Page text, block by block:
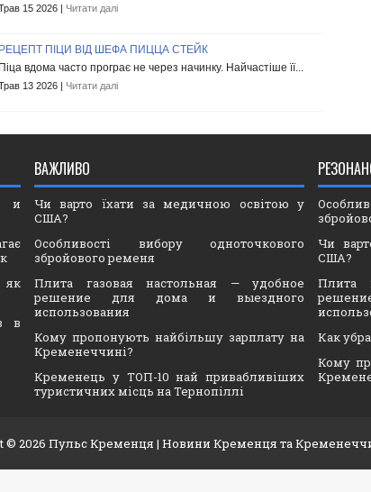
15 2026 | Читати далі
РЕЦЕПТ ПІЦИ ВІД ШЕФА ПИЦЦА СТЕЙК
Піца вдома часто програє не через начинку. Найчастіше її...
13 2026 | Читати далі
и
як
в
ВАЖЛИВО
Чи варто їхати за медичною освітою у
США?
Особливості вибору одноточкового
збройового ременя
Плита газовая настольная — удобное
решение для дома и выездного
использования
Кому пропонують найбільшу зарплату на
Кременеччині?
Кременець у ТОП-10 най привабливіших
туристичних місць на Тернопіллі
Чи
США?
Плита
Как
Кому
© 2026 Пульс Кременця | Новини Кременця та